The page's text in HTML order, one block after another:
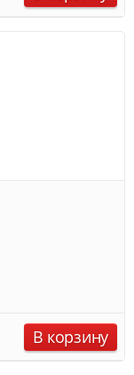
В корзину